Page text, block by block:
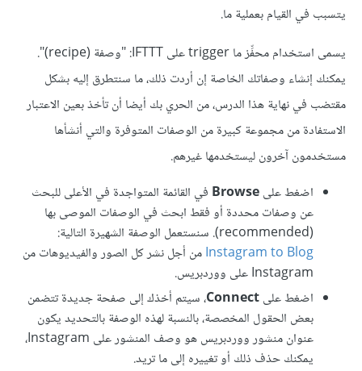
يتسبب في القيام بعملية ما.
يسمى استخدام محفِّز ما trigger على IFTTT: "وصفة (recipe)".
يمكنك إنشاء وصفاتك الخاصة إن أردت ذلك، ما سنتطرق إليه بشكل
مقتضب في نهاية هذا الدرس، من الحري بك أيضا أن تأخذ بعين الاعتبار
الاستفادة من مجموعة كبيرة من الوصفات المتوفرة والتي أنشأها
مستخدمون آخرون ليستخدمها غيرهم.
اضغط علىBrowse في القائمة المتواجدة في الأعلى للبحث
عن وصفات محددة أو فقط ابحث في الوصفات الموصى بها
(recommended). سنستعمل الوصفة الشهيرة التالية:
Instagram to Blogمن أجل نشر كل الصور والفيديوهات من
Instagram على ووردبريس.
اضغط علىConnect، سيتم أخذك إلى صفحة جديدة تتضمن
بعض الحقول المخصصة، بالنسبة لهذه الوصفة بالتحديد يكون
عنوان منشور ووردبريس هو وصف المنشور على Instagram،
يمكنك حذف ذلك أو تغييره إلى ما تريد.